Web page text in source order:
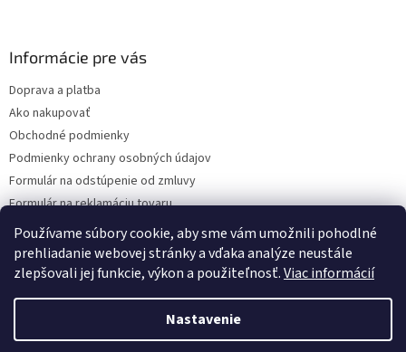
Používame súbory cookie, aby sme vám umožnili pohodlné
prehliadanie webovej stránky a vďaka analýze neustále
zlepšovali jej funkcie, výkon a použiteľnosť.Viac informácií
Nastavenie
Informácie pre vás
Doprava a platba
Ako nakupovať
Obchodné podmienky
Podmienky ochrany osobných údajov
Formulár na odstúpenie od zmluvy
Formulár na reklamáciu tovaru
Kontakty